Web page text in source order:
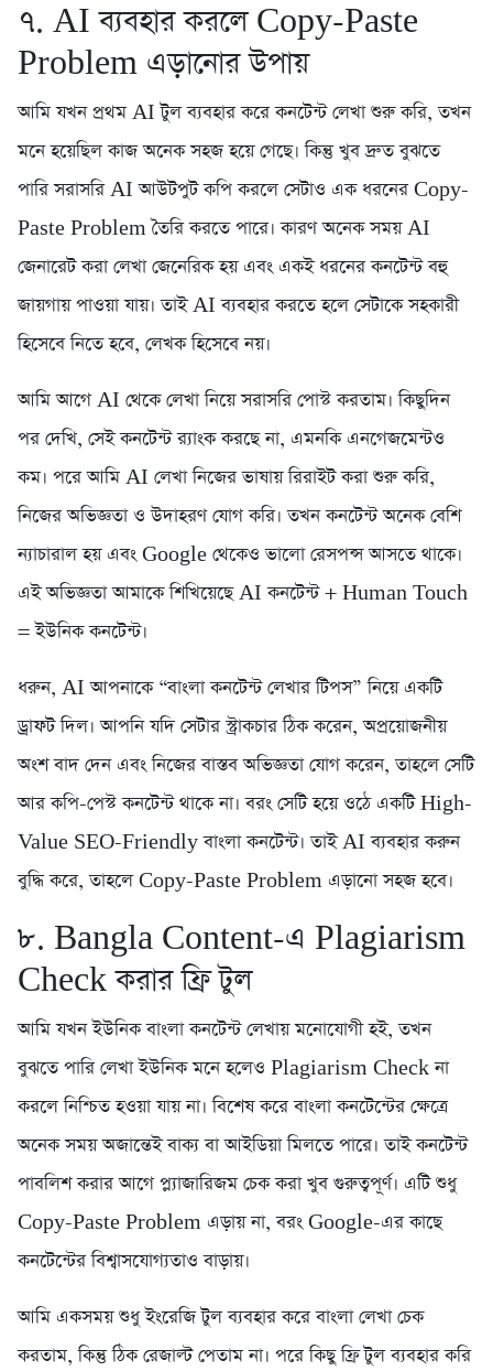
৭. AI ব্যবহার করলে Copy-Paste
Problem এড়ানোর উপায়
আমি যখন প্রথম AI টুল ব্যবহার করে কনটেন্ট লেখা শুরু করি, তখন
মনে হয়েছিল কাজ অনেক সহজ হয়ে গেছে। কিন্তু খুব দ্রুত বুঝতে
পারি সরাসরি AI আউটপুট কপি করলে সেটাও এক ধরনের Copy-
Paste Problem তৈরি করতে পারে। কারণ অনেক সময় AI
জেনারেট করা লেখা জেনেরিক হয় এবং একই ধরনের কনটেন্ট বহু
জায়গায় পাওয়া যায়। তাই AI ব্যবহার করতে হলে সেটাকে সহকারী
হিসেবে নিতে হবে, লেখক হিসেবে নয়।
আমি আগে AI থেকে লেখা নিয়ে সরাসরি পোস্ট করতাম। কিছুদিন
পর দেখি, সেই কনটেন্ট র‍্যাংক করছে না, এমনকি এনগেজমেন্টও
কম। পরে আমি AI লেখা নিজের ভাষায় রিরাইট করা শুরু করি,
নিজের অভিজ্ঞতা ও উদাহরণ যোগ করি। তখন কনটেন্ট অনেক বেশি
ন্যাচারাল হয় এবং Google থেকেও ভালো রেসপন্স আসতে থাকে।
এই অভিজ্ঞতা আমাকে শিখিয়েছে AI কনটেন্ট + Human Touch
= ইউনিক কনটেন্ট।
ধরুন, AI আপনাকে “বাংলা কনটেন্ট লেখার টিপস” নিয়ে একটি
ড্রাফট দিল। আপনি যদি সেটার স্ট্রাকচার ঠিক করেন, অপ্রয়োজনীয়
অংশ বাদ দেন এবং নিজের বাস্তব অভিজ্ঞতা যোগ করেন, তাহলে সেটি
আর কপি-পেস্ট কনটেন্ট থাকে না। বরং সেটি হয়ে ওঠে একটি High-
Value SEO-Friendly বাংলা কনটেন্ট। তাই AI ব্যবহার করুন
বুদ্ধি করে, তাহলে Copy-Paste Problem এড়ানো সহজ হবে।
৮. Bangla Content-এ Plagiarism
Check করার ফ্রি টুল
আমি যখন ইউনিক বাংলা কনটেন্ট লেখায় মনোযোগী হই, তখন
বুঝতে পারি লেখা ইউনিক মনে হলেও Plagiarism Check না
করলে নিশ্চিত হওয়া যায় না। বিশেষ করে বাংলা কনটেন্টের ক্ষেত্রে
অনেক সময় অজান্তেই বাক্য বা আইডিয়া মিলতে পারে। তাই কনটেন্ট
পাবলিশ করার আগে প্ল্যাজারিজম চেক করা খুব গুরুত্বপূর্ণ। এটি শুধু
Copy-Paste Problem এড়ায় না, বরং Google-এর কাছে
কনটেন্টের বিশ্বাসযোগ্যতাও বাড়ায়।
আমি একসময় শুধু ইংরেজি টুল ব্যবহার করে বাংলা লেখা চেক
করতাম, কিন্তু ঠিক রেজাল্ট পেতাম না। পরে কিছু ফ্রি টুল ব্যবহার করি